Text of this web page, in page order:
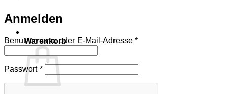
Warenkorb
Anmelden
Benutzername oder E-Mail-Adresse *Erforderlich
Passwort*Erforderlich